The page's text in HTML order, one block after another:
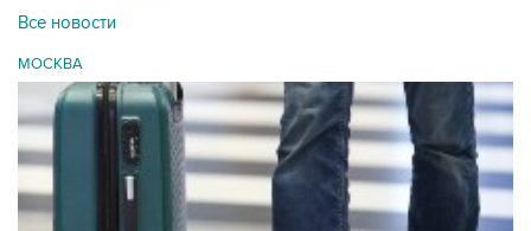
Все новости
МОСКВА